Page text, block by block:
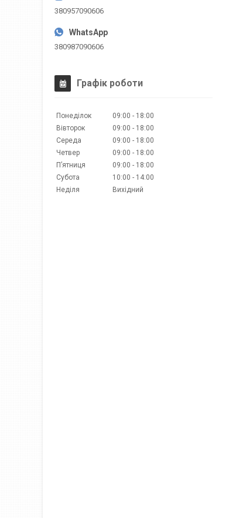
380957090606
380987090606
Графік роботи
Понеділок 09:00
18:00
Вівторок
09:00
18:00
Середа
09:00
18:00
Четвер
09:00
18:00
Пʼятниця
09:00
18:00
Субота
10:00
14:00
Неділя
Вихідний